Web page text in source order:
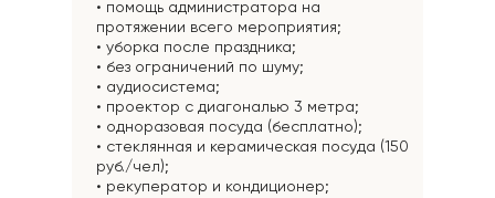
• помощь администратора на
протяжении всего мероприятия;
• уборка после праздника;
• без ограничений по шуму;
• аудиосистема;
• проектор с диагональю 3 метра;
• одноразовая посуда (бесплатно);
• стеклянная и керамическая посуда (150
руб./чел);
• рекуператор и кондиционер;